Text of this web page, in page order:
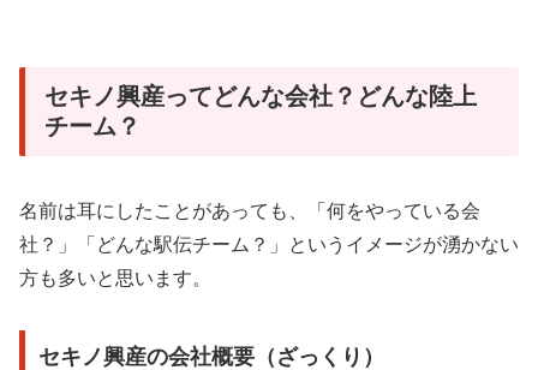
セキノ興産ってどんな会社？どんな陸上
チーム？
名前は耳にしたことがあっても、「何をやっている会
社？」「どんな駅伝チーム？」というイメージが湧かない
方も多いと思います。
セキノ興産の会社概要（ざっくり）